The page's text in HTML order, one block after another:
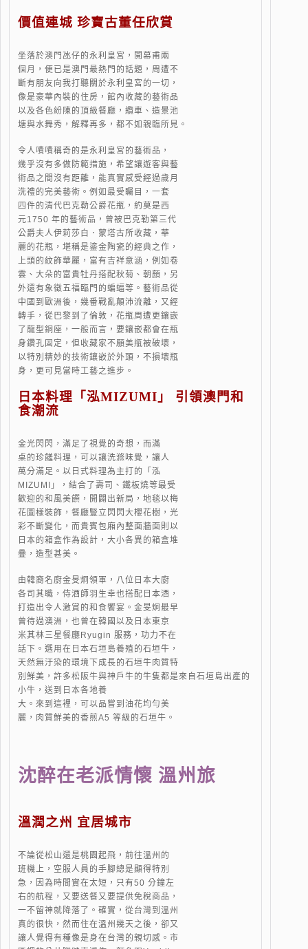
價值連城 珍寶古董任欣賞
坐落於澳門氹仔的永利皇宮，開幕甫兩
個月，便已是澳門最熱門的話題，周遭不
斷有朋友向我打聽關於永利皇宮的一切，
像是豪華內裝的住房，館內收藏的藝術品
以及各色紛陳的頂級餐廳，纜車、造景池
塘與水舞秀，解釋再多，都不如親臨所見。
令人嘖嘖稱奇的是永利皇宮的藝術品，
幾乎沒有多做防範措施，希望讓遊客與藝
術品之間沒有距離，能真實感受經過歲月
洗禮的完美藝術。例如最受矚目，一套
四件的清代巴克勒公爵花瓶，約莫是西
元1750 年的藝術品，曾被巴克勒第三代
公爵夫人伊莉莎白．蒙塔古所收藏，華
麗的花瓶，堪稱是鎏金陶瓷的經典之作，
上頭的紋飾華麗，富有吉祥意涵，例如卷
雲、大朵的富貴牡丹搭配秋菊、朝顏，另
外還有象徵五福臨門的蝙蝠等。藝術品從
中國到歐洲後，幾番戰亂顛沛流離，又經
轉手，從巴黎到了倫敦，花瓶周遭更鑲嵌
了龍型銅座，一般而言，要鑲嵌都會在瓶
身鑽孔固定，但收藏家不願美瓶被破壞，
以特別精妙的技術鑲嵌於外頭，不損壞瓶
身，更可見當時工藝之進步。
日本料理「泓MIZUMI」 引領澳門和
食潮流
金光閃閃，滿足了視覺的奇想，而滿
桌的珍饈料理，可以讓洗滌味覺，讓人
萬分滿足。以日式料理為主打的「泓
MIZUMI」，結合了壽司、鐵板燒等最受
歡迎的和風美饌，開闢出新局，地毯以梅
花圖樣裝飾，餐廳豎立閃閃大櫻花樹，光
彩不斷變化，而貴賓包廂內整面牆面則以
日本的箱盒作為設計，大小各異的箱盒堆
疊，造型甚美。
由韓裔名廚金旻炯領軍，八位日本大廚
各司其職，侍酒師羽生幸也搭配日本酒，
打造出令人激賞的和食饗宴。金旻炯最早
曾待過澳洲，也曾在韓國以及日本東京
米其林三星餐廳Ryugin 服務，功力不在
話下。選用在日本石垣島養殖的石垣牛，
天然無汙染的環境下成長的石垣牛肉質特
別鮮美，許多松阪牛與神戶牛的牛隻都是來自石垣島出產的
小牛，送到日本各地養
大。來到這裡，可以品嘗到油花均勻美
麗，肉質鮮美的香煎A5 等級的石垣牛。
沈醉在老派情懷 溫州旅
溫潤之州 宜居城市
不論從松山還是桃園起飛，前往溫州的
班機上，空服人員的手腳總是顯得特別
急，因為時間實在太短，只有50 分鐘左
右的航程，又要送餐又要提供免稅商品，
一不留神就降落了。確實，從台灣到溫州
真的很快，然而住在溫州幾天之後，卻又
讓人覺得有種像是身在台灣的親切感。市